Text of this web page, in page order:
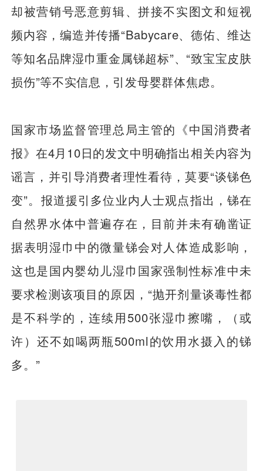
却被营销号恶意剪辑、拼接不实图文和短视
频内容，编造并传播“Babycare、德佑、维达
等知名品牌湿巾重金属锑超标”、“致宝宝皮肤
损伤”等不实信息，引发母婴群体焦虑。
国家市场监督管理总局主管的《中国消费者
报》在4月10日的发文中明确指出相关内容为
谣言，并引导消费者理性看待，莫要“谈锑色
变”。报道援引多位业内人士观点指出，锑在
自然界水体中普遍存在，目前并未有确凿证
据表明湿巾中的微量锑会对人体造成影响，
这也是国内婴幼儿湿巾国家强制性标准中未
要求检测该项目的原因，“抛开剂量谈毒性都
是不科学的，连续用500张湿巾擦嘴，（或
许）还不如喝两瓶500ml的饮用水摄入的锑
多。”